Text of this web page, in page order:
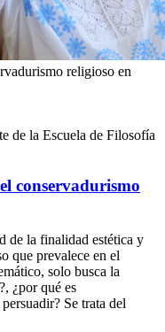
religioso en
de la Escuela de Filosofía
conservadurismo
de la finalidad estética y
que prevalece en el
solo busca la
¿por qué es
Se trata del